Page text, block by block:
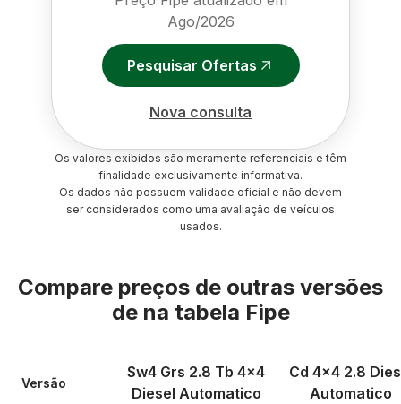
Ago/2026
Pesquisar Ofertas
Nova consulta
Os valores exibidos são meramente referenciais e têm
finalidade exclusivamente informativa.
Os dados não possuem validade oficial e não devem
ser considerados como uma avaliação de veículos
usados.
Compare preços de outras versões
de na tabela Fipe
Versão
Sw4 Grs 2.8 Tb 4x4
Diesel Automatico
Cd 4x4 2.8
Automatico